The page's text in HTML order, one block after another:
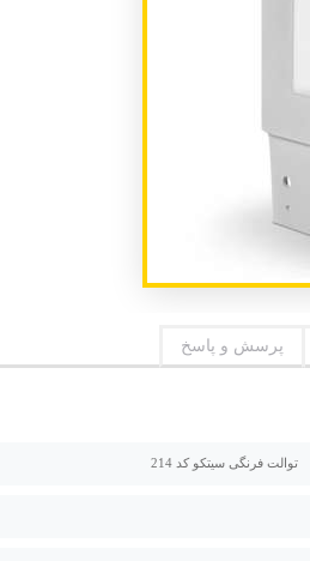
پرسش و پاسخ
توالت فرنگی سیتکو کد 214